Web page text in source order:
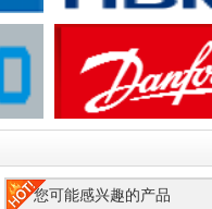
您可能感兴趣的产品